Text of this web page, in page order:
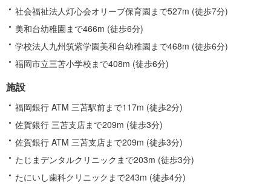
社会福祉法人灯心会オリーブ保育園まで527m (徒歩7分)
美和台幼稚園まで466m (徒歩6分)
学校法人九州筑紫学園美和台幼稚園まで468m (徒歩6分)
福岡市立三苫小学校まで408m (徒歩6分)
施設
福岡銀行 ATM 三苫駅前まで117m (徒歩2分)
佐賀銀行 三苫支店まで209m (徒歩3分)
佐賀銀行 ATM 三苫支店まで209m (徒歩3分)
たじまデンタルクリニックまで203m (徒歩3分)
たにいし歯科クリニックまで243m (徒歩4分)